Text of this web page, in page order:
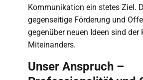
Kommunikation ein stetes Ziel.
gegenseitige Förderung und
gegenüber neuen Ideen sind der
Miteinanders.
Unser Anspruch –